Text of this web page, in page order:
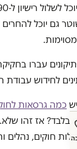
גם יוכל
עברו
לחידוש עבודת
כמה גרסאות
בלבד? אז זהו
חוקים, נהלים